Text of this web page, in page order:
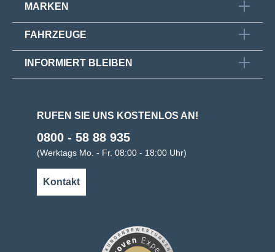
MARKEN
FAHRZEUGE
INFORMIERT BLEIBEN
RUFEN SIE UNS KOSTENLOS AN!
0800 - 58 88 935
(Werktags Mo. - Fr. 08:00 - 18:00 Uhr)
Kontakt